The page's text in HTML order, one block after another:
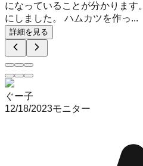
になっていることが分かります
にしました。 ハムカツを作っ...
詳細を見る
ぐー子
12/18/2023モニター